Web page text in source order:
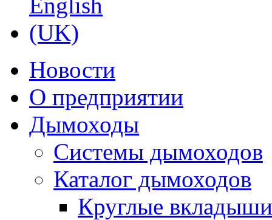
Новости
О предприятии
Дымоходы
Системы дымоходов
Каталог дымоходов
Круглые